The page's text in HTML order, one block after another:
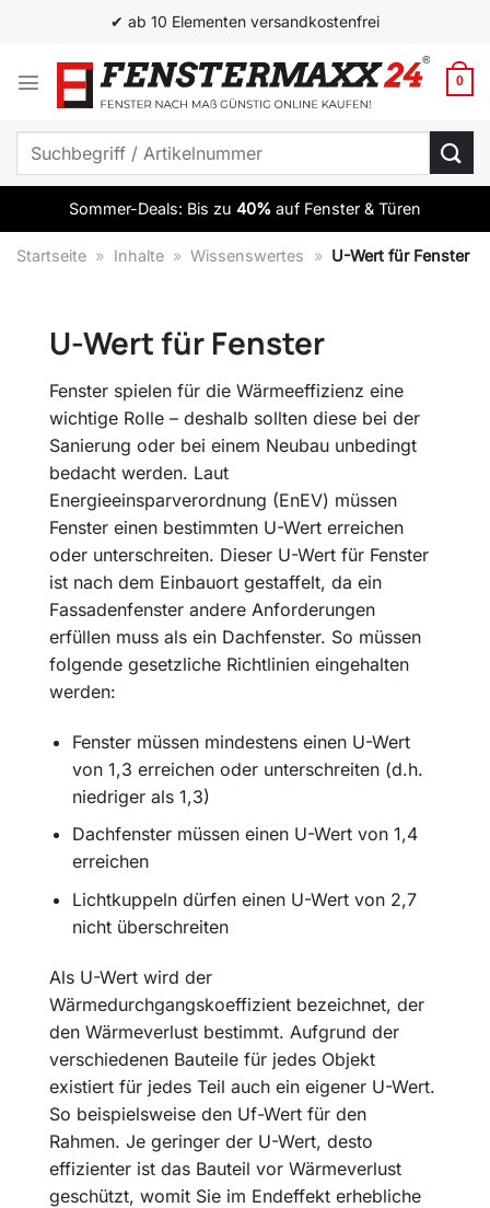
springen
✔ ab 10 Elementen versandkostenfrei
0
Suchen
Sommer-Deals: Bis zu 40% auf Fenster & Türen
Startseite » Inhalte » Wissenswertes » U-Wert für Fenster
U-Wert für Fenster
Fenster spielen für die Wärmeeffizienz eine
wichtige Rolle – deshalb sollten diese bei der
Sanierung oder bei einem Neubau unbedingt
bedacht werden. Laut
Energieeinsparverordnung (EnEV) müssen
Fenster einen bestimmten U-Wert erreichen
oder unterschreiten. Dieser U-Wert für Fenster
ist nach dem Einbauort gestaffelt, da ein
Fassadenfenster andere Anforderungen
erfüllen muss als ein Dachfenster. So müssen
folgende gesetzliche Richtlinien eingehalten
werden:
Fenster müssen mindestens einen U-Wert
von 1,3 erreichen oder unterschreiten (d.h.
niedriger als 1,3)
Dachfenster müssen einen U-Wert von 1,4
erreichen
Lichtkuppeln dürfen einen U-Wert von 2,7
nicht überschreiten
Als U-Wert wird der
Wärmedurchgangskoeffizient bezeichnet, der
den Wärmeverlust bestimmt. Aufgrund der
verschiedenen Bauteile für jedes Objekt
existiert für jedes Teil auch ein eigener U-Wert.
So beispielsweise den Uf-Wert für den
Rahmen. Je geringer der U-Wert, desto
effizienter ist das Bauteil vor Wärmeverlust
geschützt, womit Sie im Endeffekt erhebliche